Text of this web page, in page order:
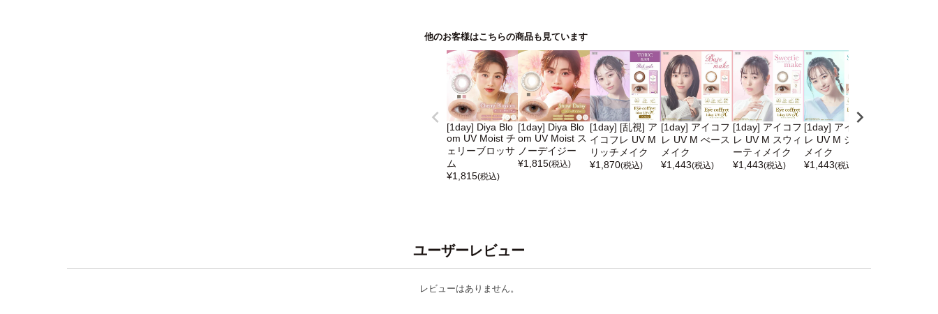
他のお客様はこちらの商品も見ています
[1day] Diya Blo
om UV Moist チ
ェリーブロッサ
ム
¥1,815(税込)
[1day] Diya Blo
om UV Moist ス
ノーデイジー
¥1,815(税込)
[1day] [乱視] ア
イコフレ UV M
リッチメイク
¥1,870(税込)
[1day] アイコフ
レ UV M べース
メイク
¥1,443(税込)
[1day] アイコフ
レ UV M スウィ
ーティメイク
¥1,443(税込)
[1day] アイコフ
レ UV M シアー
メイク
¥1,443(税込)
ユーザーレビュー
レビューはありません。